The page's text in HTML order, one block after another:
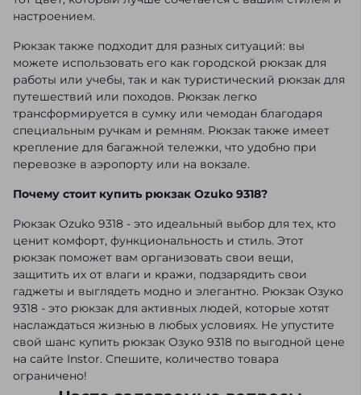
настроением.
Рюкзак также подходит для разных ситуаций: вы
можете использовать его как городской рюкзак для
работы или учебы, так и как туристический рюкзак для
путешествий или походов. Рюкзак легко
трансформируется в сумку или чемодан благодаря
специальным ручкам и ремням. Рюкзак также имеет
крепление для багажной тележки, что удобно при
перевозке в аэропорту или на вокзале.
Почему стоит купить рюкзак Ozuko 9318?
Рюкзак Ozuko 9318 - это идеальный выбор для тех, кто
ценит комфорт, функциональность и стиль. Этот
рюкзак поможет вам организовать свои вещи,
защитить их от влаги и кражи, подзарядить свои
гаджеты и выглядеть модно и элегантно. Рюкзак Озуко
9318 - это рюкзак для активных людей, которые хотят
наслаждаться жизнью в любых условиях. Не упустите
свой шанс купить рюкзак Озуко 9318 по выгодной цене
на сайте Instor. Спешите, количество товара
ограничено!